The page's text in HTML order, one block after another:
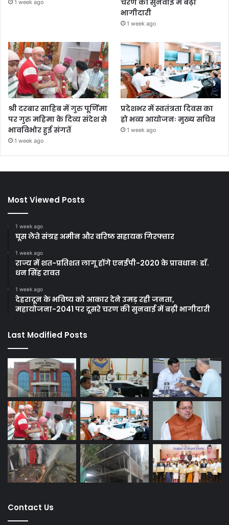
1 week ago
चरण की सुनवाई में बढ़ी
भागीदारी
1 week ago
श्री दरबार साहिब में गुरु पूर्णिमा
पर गुरु महिमा के दिव्य संदेश से
भावविभोर हुई संगतें
1 week ago
प्रदेशभर में स्वतंत्रता दिवस का
हो भव्य आयोजनः मुख्य सचिव
1 week ago
Most Viewed Posts
1 week ago
घूस लेते संग्रह अमीन और वरिष्ठ सहायक गिरफ्तार
1 week ago
राज्य में शत-प्रतिशत लागू होंगे एनईपी-2020 के प्रावधानः डाॅ.
धन सिंह रावत
1 week ago
देहरादून के भविष्य को आकार देने उमड़ रही जनता,
महायोजना-2041 पर दूसरे चरण की सुनवाई में बढ़ी भागीदारी
Last Modified Posts
Contact Us